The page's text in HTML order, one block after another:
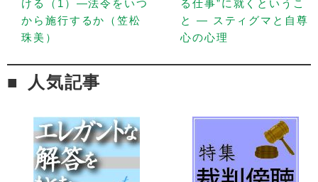
ける（1）—法令をいつ
から施行するか（笠松
珠美）
る仕事”に就くというこ
と — スティグマと自尊
心の心理
人気記事